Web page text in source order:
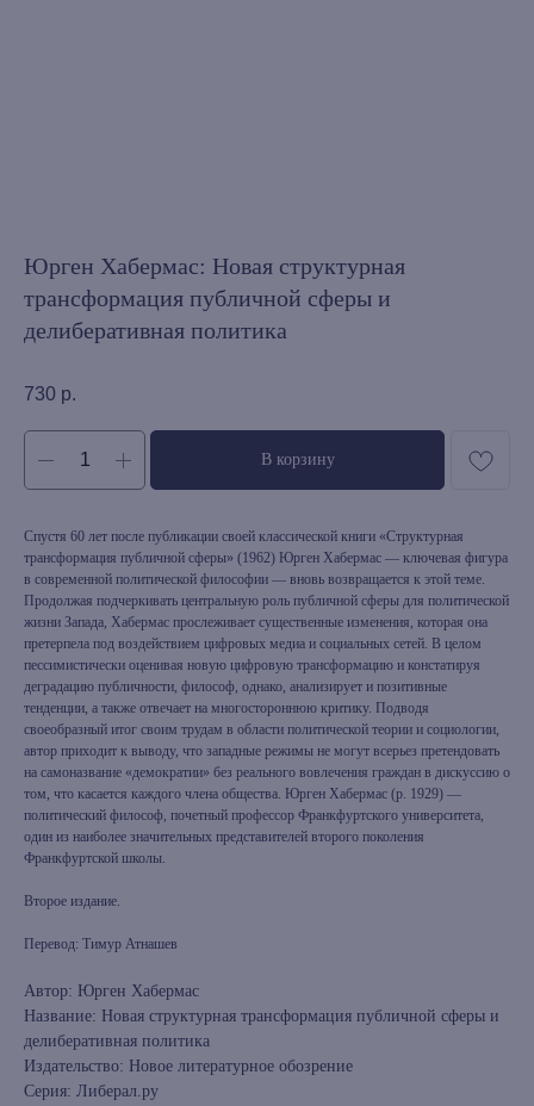
Юрген Хабермас: Новая структурная
трансформация публичной сферы и
делиберативная политика
730 р.
В корзину
Спустя 60 лет после публикации своей классической книги «Структурная
трансформация публичной сферы» (1962) Юрген Хабермас — ключевая фигура
в современной политической философии — вновь возвращается к этой теме.
Продолжая подчеркивать центральную роль публичной сферы для политической
жизни Запада, Хабермас прослеживает существенные изменения, которая она
претерпела под воздействием цифровых медиа и социальных сетей. В целом
пессимистически оценивая новую цифровую трансформацию и констатируя
деградацию публичности, философ, однако, анализирует и позитивные
тенденции, а также отвечает на многостороннюю критику. Подводя
своеобразный итог своим трудам в области политической теории и социологии,
автор приходит к выводу, что западные режимы не могут всерьез претендовать
на самоназвание «демократии» без реального вовлечения граждан в дискуссию о
том, что касается каждого члена общества. Юрген Хабермас (р. 1929) —
политический философ, почетный профессор Франкфуртского университета,
один из наиболее значительных представителей второго поколения
Франкфуртской школы.
Второе издание.
Перевод: Тимур Атнашев
Автор: Юрген Хабермас
Название: Новая структурная трансформация публичной сферы и
делиберативная политика
Издательство: Новое литературное обозрение
Серия: Либерал.ру